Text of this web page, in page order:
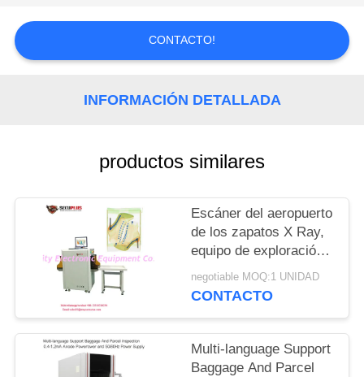
NOTICIAS
PIDA
DEL
PRIVACY
POLICY
CONTACTO!
INFORMACIÓN DETALLADA
productos similares
Escáner del aeropuerto
de los zapatos X Ray,
equipo de exploración
de la seguridad a la
aguja auto de la marca
negotiable MOQ:1 UNIDAD
CONTACTO
Multi-language Support
Baggage And Parcel